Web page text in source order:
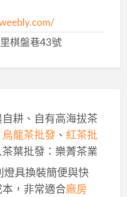
棋盤巷43號
耕、自有高海拔茶
烏龍茶批發、 紅茶批
葉批發：樂菁茶業
燈具換裝簡便與快
，非常適合廠房